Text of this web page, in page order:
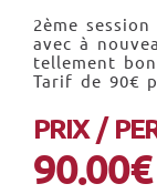
2ème
avec à
tellement
Tarif de 90€
PRIX /
90.00€